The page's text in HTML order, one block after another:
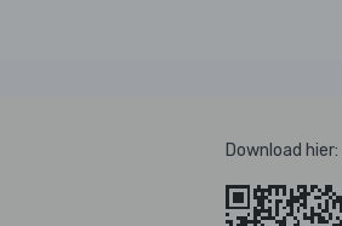
Download hier: